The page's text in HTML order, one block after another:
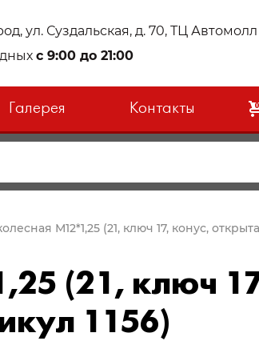
ул. Суздальская, д. 70, ТЦ Автомолл
с 9:00 до 21:00
Галерея Контакты 0
М12*1,25 (21, ключ 17, конус,
(21, ключ
1156)